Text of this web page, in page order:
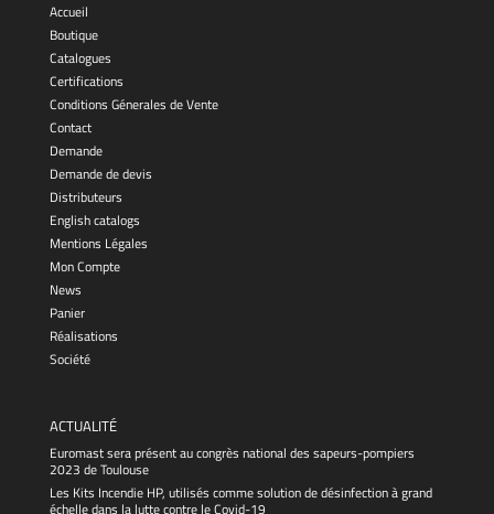
Accueil
Boutique
Catalogues
Certifications
Conditions Génerales de Vente
Contact
Demande
Demande de devis
Distributeurs
English catalogs
Mentions Légales
Mon Compte
News
Panier
Réalisations
Société
ACTUALITÉ
Euromast sera présent au congrès national des sapeurs-pompiers
2023 de Toulouse
Les Kits Incendie HP, utilisés comme solution de désinfection à grand
échelle dans la lutte contre le Covid-19